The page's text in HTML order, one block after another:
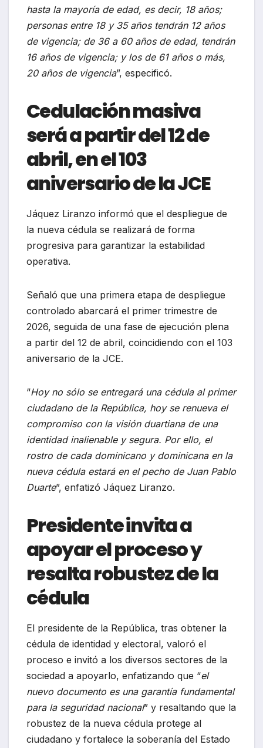
hasta la mayoría de edad, es decir, 18 años;
personas entre 18 y 35 años tendrán 12 años
de vigencia; de 36 a 60 años de edad, tendrán
16 años de vigencia; y los de 61 años o más,
20 años de vigencia”, especificó.
Cedulación masiva
será a partir del 12 de
abril, en el 103
aniversario de la JCE
Jáquez Liranzo informó que el despliegue de
la nueva cédula se realizará de forma
progresiva para garantizar la estabilidad
operativa.
Señaló que una primera etapa de despliegue
controlado abarcará el primer trimestre de
2026, seguida de una fase de ejecución plena
a partir del 12 de abril, coincidiendo con el 103
aniversario de la JCE.
“Hoy no sólo se entregará una cédula al primer
ciudadano de la República, hoy se renueva el
compromiso con la visión duartiana de una
identidad inalienable y segura. Por ello, el
rostro de cada dominicano y dominicana en la
nueva cédula estará en el pecho de Juan Pablo
Duarte”, enfatizó Jáquez Liranzo.
Presidente invita a
apoyar el proceso y
resalta robustez de la
cédula
El presidente de la República, tras obtener la
cédula de identidad y electoral, valoró el
proceso e invitó a los diversos sectores de la
sociedad a apoyarlo, enfatizando que “el
nuevo documento es una garantía fundamental
para la seguridad nacional” y resaltando que la
robustez de la nueva cédula protege al
ciudadano y fortalece la soberanía del Estado